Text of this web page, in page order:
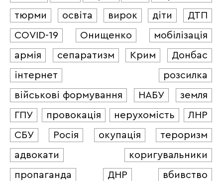
тюрми
освіта вирок діти
ДТП
COVID-19
Онищенко
мобілізація
армія
сепаратизм Крим
Донбас
інтернет
розсилка
військові формування
НАБУ
земля
ГПУ
провокація нерухомість
ЛНР
СБУ
Росія окупація
тероризм
адвокати
коригувальники
пропаганда
ДНР
вбивство